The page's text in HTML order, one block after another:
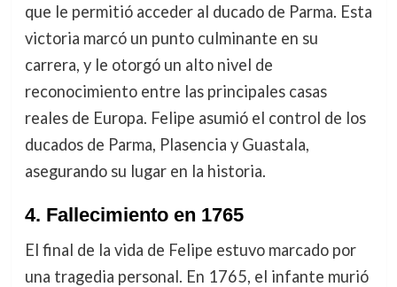
que le permitió acceder al ducado de Parma. Esta
victoria marcó un punto culminante en su
carrera, y le otorgó un alto nivel de
reconocimiento entre las principales casas
reales de Europa. Felipe asumió el control de los
ducados de Parma, Plasencia y Guastala,
asegurando su lugar en la historia.
4. Fallecimiento en 1765
El final de la vida de Felipe estuvo marcado por
una tragedia personal. En 1765, el infante murió